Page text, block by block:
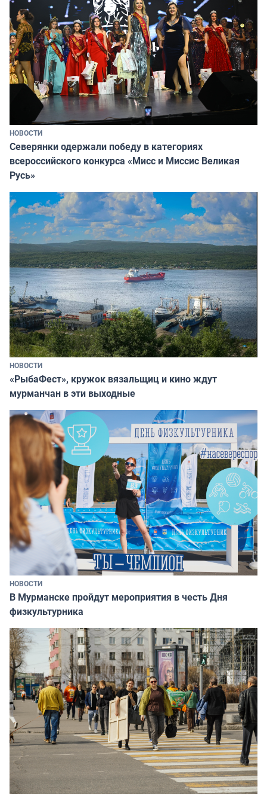
НОВОСТИ
Северянки одержали победу в категориях
всероссийского конкурса «Мисс и Миссис Великая
Русь»
НОВОСТИ
«РыбаФест», кружок вязальщиц и кино ждут
мурманчан в эти выходные
НОВОСТИ
В Мурманске пройдут мероприятия в честь Дня
физкультурника